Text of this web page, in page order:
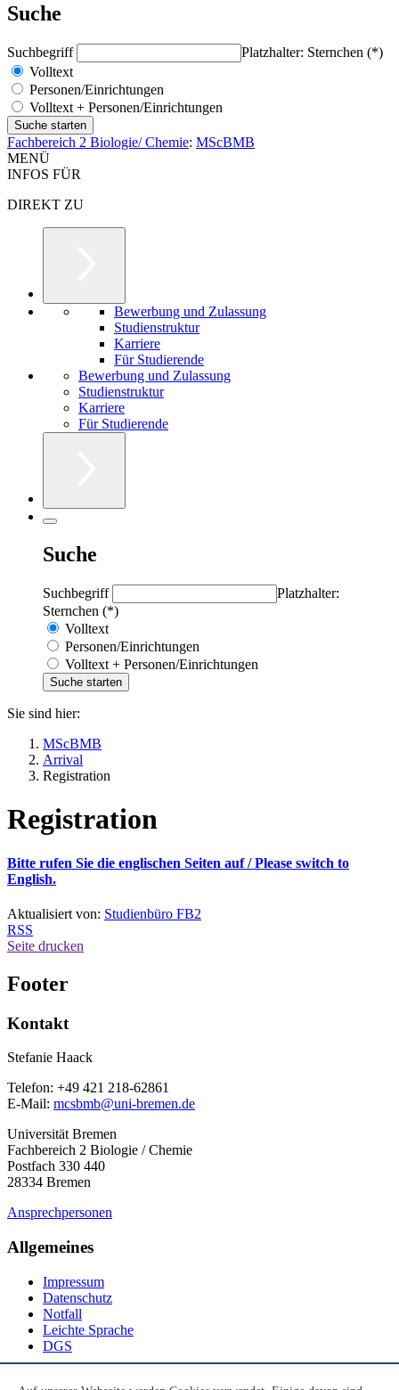
Suche
Suchbegriff
Platzhalter: Sternchen (*)
Volltext
Personen/Einrichtungen
Volltext + Personen/Einrichtungen
Fachbereich 2 Biologie/ Chemie: MScBMB
MENÜ
INFOS FÜR
DIREKT ZU
Bewerbung und Zulassung
Studienstruktur
Karriere
Für Studierende
Bewerbung und Zulassung
Studienstruktur
Karriere
Für Studierende
Suche
Suchbegriff
Platzhalter:
Sternchen (*)
Volltext
Personen/Einrichtungen
Volltext + Personen/Einrichtungen
Sie sind hier:
MScBMB
Arrival
Registration
Registration
Bitte rufen Sie die englischen Seiten auf /Please switch to
English.
Aktualisiert von: Studienbüro FB2
RSS
Seite drucken
Footer
Kontakt
Stefanie Haack
Telefon: +49 421 218-62861
E-Mail: mcsbmb@uni-bremen.de
Universität Bremen
Fachbereich 2 Biologie / Chemie
Postfach 330 440
28334 Bremen
Ansprechpersonen
Allgemeines
Impressum
Datenschutz
Notfall
Leichte Sprache
DGS